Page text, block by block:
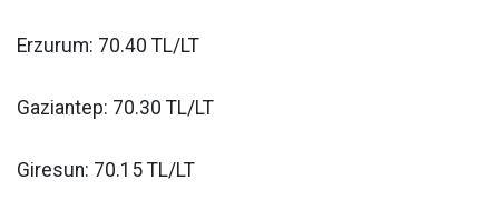
Erzurum: 70.40 TL/LT
Gaziantep: 70.30 TL/LT
Giresun: 70.15 TL/LT